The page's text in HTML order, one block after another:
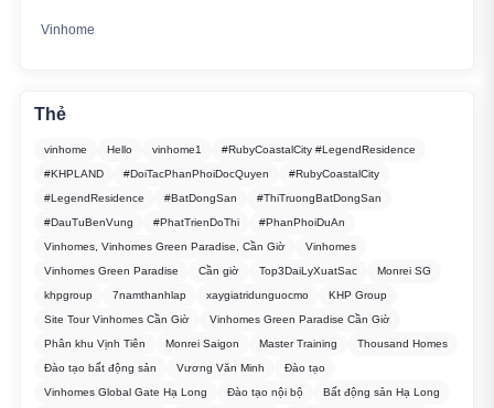
Vinhome
Thẻ
vinhome Hello vinhome1
#RubyCoastalCity #LegendResidence
#KHPLAND
#DoiTacPhanPhoiDocQuyen
#RubyCoastalCity
#LegendResidence
#BatDongSan
#ThiTruongBatDongSan
#DauTuBenVung
#PhatTrienDoThi
#PhanPhoiDuAn
Vinhomes, Vinhomes Green Paradise, Cần Giờ
Vinhomes
Vinhomes Green Paradise
Cần giờ Top3DaiLyXuatSac
Monrei SG
khpgroup
7namthanhlap xaygiatridunguocmo
KHP Group
Site Tour Vinhomes Cần Giờ
Vinhomes Green Paradise Cần Giờ
Phân khu Vịnh Tiên
Monrei Saigon Master Training
Thousand Homes
Đào tạo bất động sản
Vương Văn Minh
Đào tạo
Vinhomes Global Gate Hạ Long
Đào tạo nội bộ
Bất động sản Hạ Long